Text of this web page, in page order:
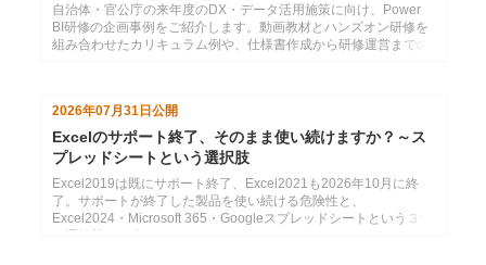
自治体・官公庁の来年度のDX・データ活用施策に向け、Power
BI研修の企画事例をご紹介します。動画教材とハンズオン研修を
組み合わせたカリキュラム例や、仕様書作成から研修運営までの
2026年07月31日 公開
Excelのサポート終了、そのまま使い続けますか？～ス
プレッドシートという選択肢
Excel2019は既にサポート終了、Excel2021も2026年10月に終
了。サポートが終了した製品を使い続ける危険性と、
Excel2024・Microsoft 365・Googleスプレッドシートという３つ